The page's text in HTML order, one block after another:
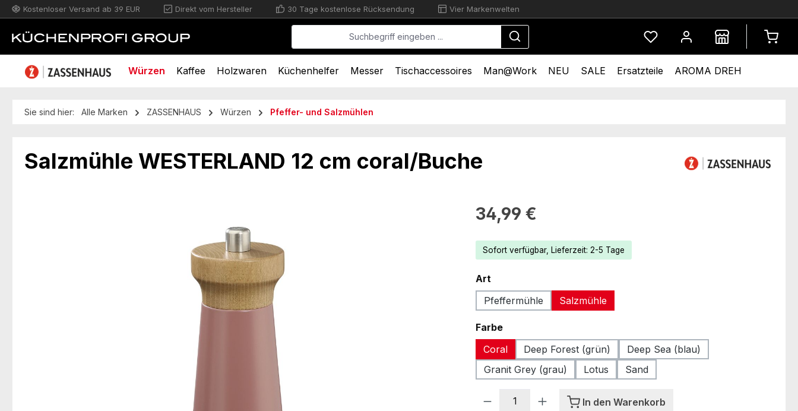
Hauptinhalt springen
Zur Suche springen
Zur Hauptnavigation springen
Kostenloser Versand ab 39 EUR Direkt vom Hersteller 30 Tage kostenlose Rücksendung Vier Markenwelten
Du hast 0 Produkte auf dem
Würzen Kaffee Holzwaren Küchenhelfer Messer Tischaccessoires Man@Work NEU SALE Ersatzteile AROMA DREH
Sie sind hier: Alle Marken ZASSENHAUS Würzen Pfeffer- und Salzmühlen
Salzmühle WESTERLAND 12 cm coral/Buche
Regulärer Preis:
34,99 €
Sofort verfügbar, Lieferzeit: 2-5 Tage
Artauswählen
Pfeffermühle
Salzmühle
Farbeauswählen
Coral
Deep Forest (grün)
Deep Sea (blau)
Granit Grey (grau)
Lotus Sand
Produkt Anzahl: Gib den gewünschten Wert ein oder benutze die Schaltflächen
In den Warenkorb